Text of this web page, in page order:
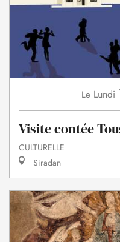
Le Lundi
Visite contée
CULTURELLE
Siradan